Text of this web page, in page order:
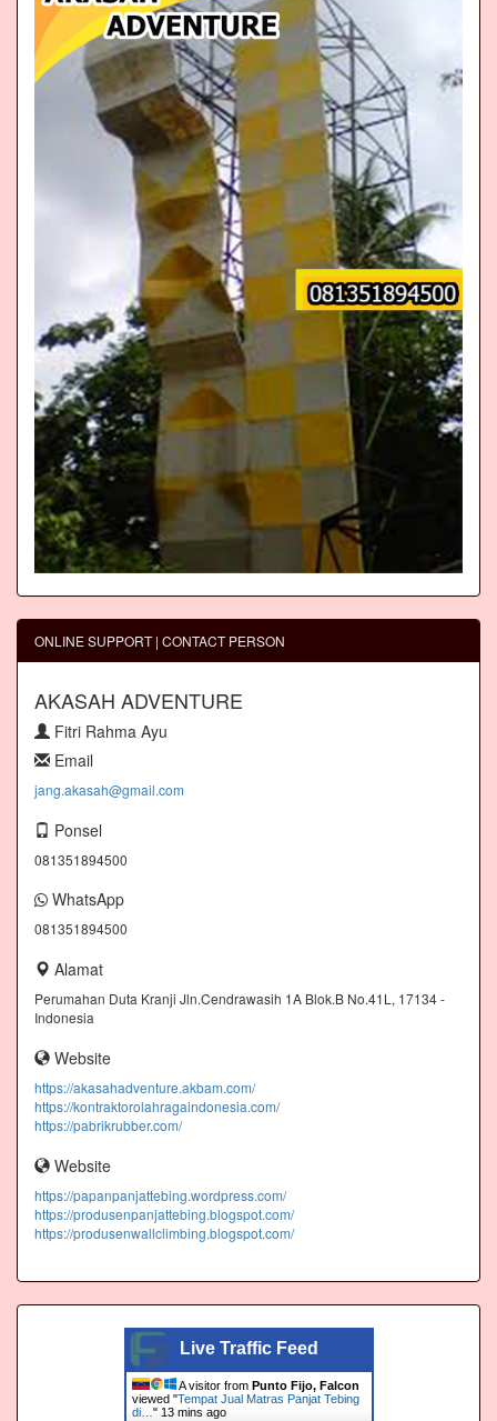
ONLINE SUPPORT | CONTACT PERSON
AKASAH ADVENTURE
Fitri Rahma Ayu
Email
jang.akasah@gmail.com
Ponsel
081351894500
WhatsApp
081351894500
Alamat
Perumahan Duta Kranji Jln.Cendrawasih 1A Blok.B No.41L, 17134 -
Indonesia
Website
https://akasahadventure.akbam.com/
https://kontraktorolahragaindonesia.com/
https://pabrikrubber.com/
Website
https://papanpanjattebing.wordpress.com/
https://produsenpanjattebing.blogspot.com/
https://produsenwallclimbing.blogspot.com/
Live Traffic Feed
A visitor from Punto Fijo, Falcon
viewed "Tempat Jual Matras Panjat Tebing
di… " 13 mins ago